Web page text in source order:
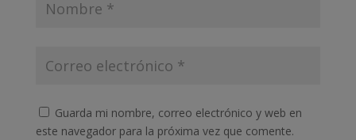
Guarda mi nombre, correo electrónico y web en
este navegador para la próxima vez que comente.